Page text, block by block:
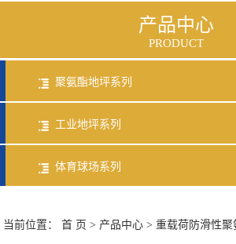
聚氨酯防腐抗菌地坪
产品中心
PRODUCT
聚氨酯地坪系列
工业地坪系列
体育球场系列
当前位置：首 页 > 产品中心 >重载荷防滑性聚